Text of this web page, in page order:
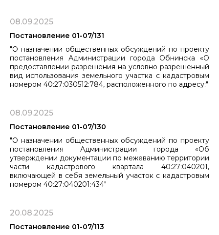
08.09.2025
Постановление 01-07/131
"О назначении общественных обсуждений по проекту
постановления Администрации города Обнинска «О
предоставлении разрешения на условно разрешенный
вид использования земельного участка с кадастровым
номером 40:27:030512:784, расположенного по адресу:"
08.09.2025
Постановление 01-07/130
"О назначении общественных обсуждений по проекту
постановления Администрации города «Об
утверждении документации по межеванию территории
части кадастрового квартала 40:27:040201,
включающей в себя земельный участок с кадастровым
номером 40:27:040201:434"
20.08.2025
Постановление 01-07/113